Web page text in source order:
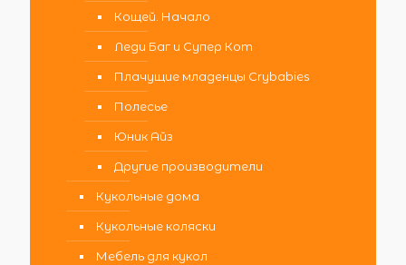
Кощей. Начало
Леди Баг и Супер Кот
Плачущие младенцы Crybabies
Полесье
Юник Айз
Другие производители
Кукольные дома
Кукольные коляски
Мебель для кукол